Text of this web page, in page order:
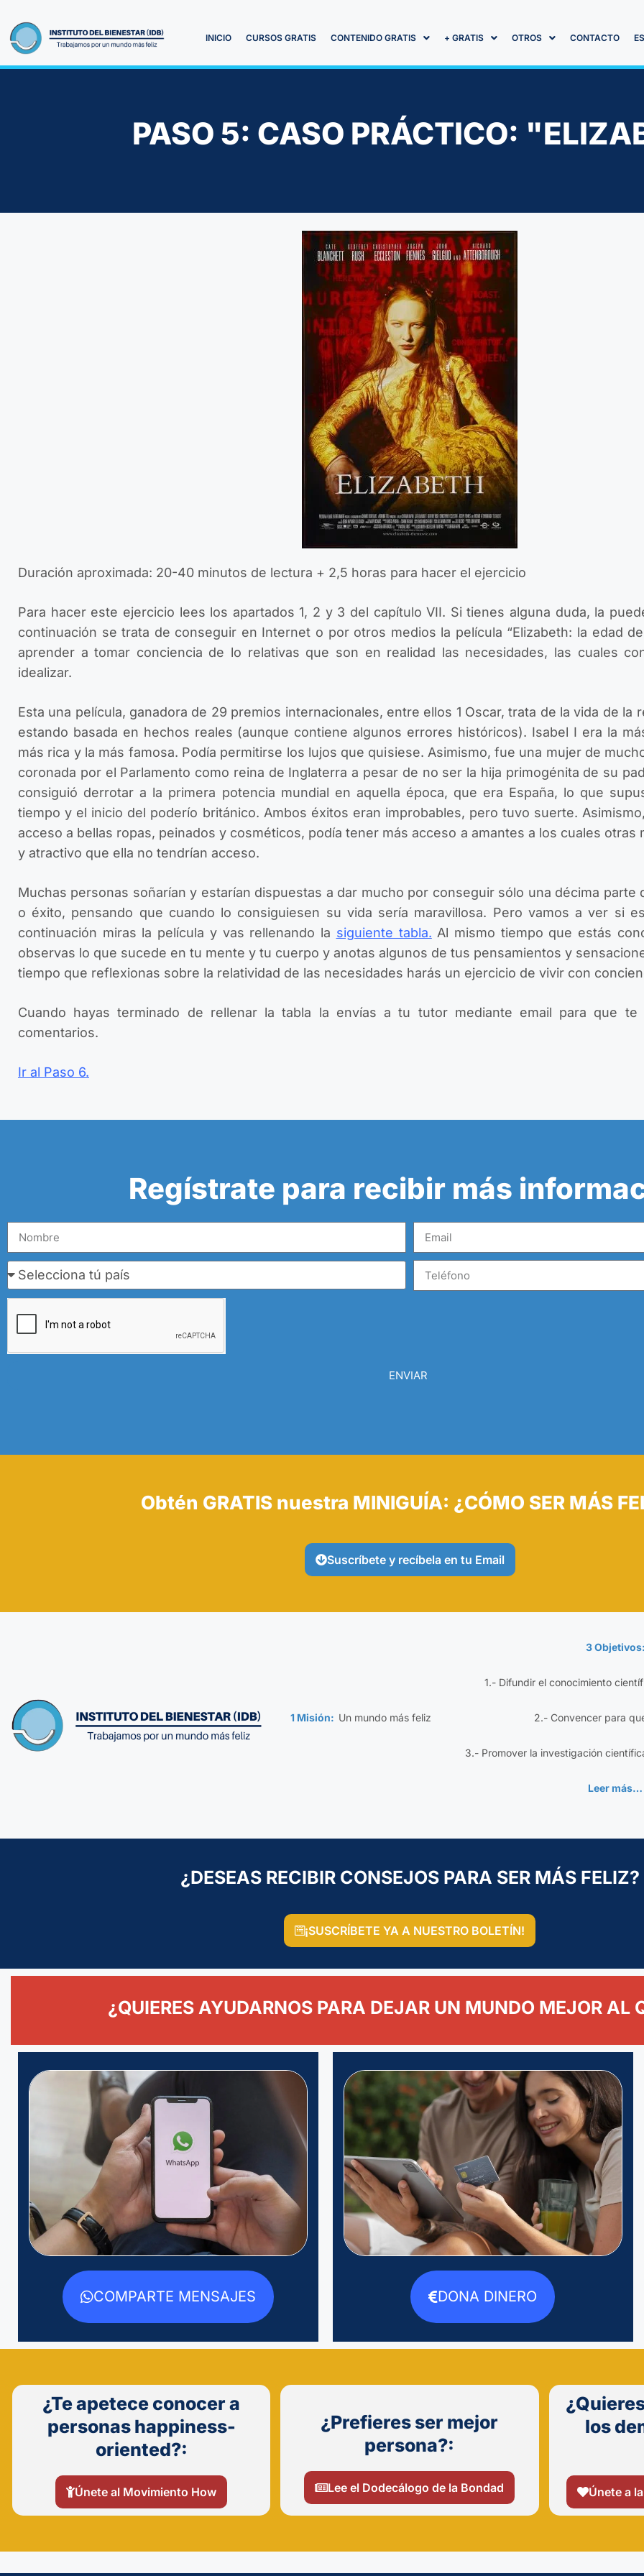
INICIO CURSOS GRATIS CONTENIDO GRATIS + GRATIS OTROS CONTACTO
PASO 5: CASO PRÁCTICO:
Duración aproximada: 20-40 minutos de lectura + 2,5 horas para hacer el ejercicio
Para hacer este ejercicio lees los apartados 1, 2 y 3 del capítulo VII. Si tienes alguna duda, la
continuación se trata de conseguir en Internet o por otros medios la película “Elizabeth: la edad
aprender a tomar conciencia de lo relativas que son en realidad las necesidades, las cuales
idealizar.
Esta una película, ganadora de 29 premios internacionales, entre ellos 1 Oscar, trata de la vida de la
estando basada en hechos reales (aunque contiene algunos errores históricos). Isabel I era la
más rica y la más famosa. Podía permitirse los lujos que quisiese. Asimismo, fue una mujer de
coronada por el Parlamento como reina de Inglaterra a pesar de no ser la hija primogénita de su
consiguió derrotar a la primera potencia mundial en aquella época, que era España, lo que
tiempo y el inicio del poderío británico. Ambos éxitos eran improbables, pero tuvo suerte.
acceso a bellas ropas, peinados y cosméticos, podía tener más acceso a amantes a los cuales otras
y atractivo que ella no tendrían acceso.
Muchas personas soñarían y estarían dispuestas a dar mucho por conseguir sólo una décima parte
o éxito, pensando que cuando lo consiguiesen su vida sería maravillosa. Pero vamos a ver si
continuación miras la película y vas rellenando la siguiente tabla. Al mismo tiempo que estás
observas lo que sucede en tu mente y tu cuerpo y anotas algunos de tus pensamientos y
tiempo que reflexionas sobre la relatividad de las necesidades harás un ejercicio de vivir con
Cuando hayas terminado de rellenar la tabla la envías a tu tutor mediante email para que
comentarios.
Ir al Paso 6.
Regístrate para recibir más
ENVIAR
Obtén GRATIS nuestra MINIGUÍA: ¿CÓMO SER MÁS
Suscríbete y recíbela en tu Email
1 Misión: Un mundo más feliz
3
1.- Difundir el conocimiento
2.- Convencer para
3.- Promover la investigación
Leer más…
¿DESEAS RECIBIR CONSEJOS PARA SER MÁS FELIZ?
¡SUSCRÍBETE YA A NUESTRO BOLETÍN!
¿QUIERES AYUDARNOS PARA DEJAR UN MUNDO MEJOR AL
COMPARTE MENSAJES DONA DINERO
¿Te apetece conocer a
personas happiness-
oriented?:
Únete al Movimiento How
¿Prefieres ser mejor
persona?:
Lee el Dodecálogo de la Bondad
los
Únete a